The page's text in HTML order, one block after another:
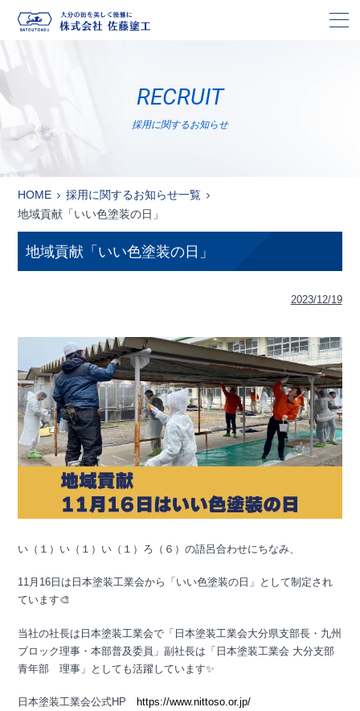
RECRUIT
採用に関するお知らせ
HOME
採用に関するお知らせ一覧
地域貢献「いい色塗装の日」
地域貢献「いい色塗装の日」
2023/12/19
い（１）い（１）い（１）ろ（６）の語呂合わせにちなみ、
11月16日は日本塗装工業会から「いい色塗装の日」として制定され
ています🎨
当社の社長は日本塗装工業会で「日本塗装工業会大分県支部長・九州
ブロック理事・本部普及委員」副社長は「日本塗装工業会 大分支部
青年部 理事」としても活躍しています✨
日本塗装工業会公式HP https://www.nittoso.or.jp/